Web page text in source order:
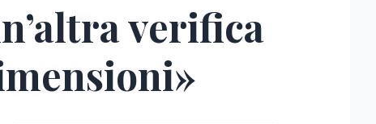
verifica